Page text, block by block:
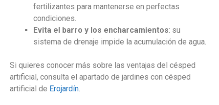
fertilizantes para mantenerse en perfectas
condiciones.
Evita el barro y los encharcamientos: su
sistema de drenaje impide la acumulación de agua.
Si quieres conocer más sobre las ventajas del césped
artificial, consulta el apartado de jardines con césped
artificial de Erojardín.